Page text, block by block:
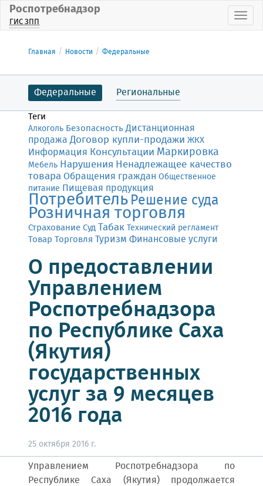
Роспотребнадзор
ГИС ЗПП
Главная Новости Федеральные
Федеральные Региональные
Теги
Алкоголь БезопасностьДистанционная
продажа Договор купли-продажи ЖКХ
Информация Консультации Маркировка
Мебель Нарушения Ненадлежащее качество
товара Обращения граждан Общественное
питание Пищевая продукция
ПотребительРешение суда
Розничная торговля
СтрахованиеСудТабакТехнический регламент
Товар Торговля Туризм Финансовые услуги
О предоставлении
Управлением
Роспотребнадзора
по Республике Саха
(Якутия)
государственных
услуг за 9 месяцев
2016 года
25 октября 2016 г.
Управлением Роспотребнадзора по
Республике Саха (Якутия) продолжается